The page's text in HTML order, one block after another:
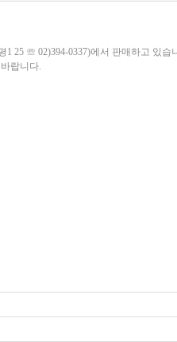
25 ☏ 02)394-0337)에서 판매하고 있습
랍니다.